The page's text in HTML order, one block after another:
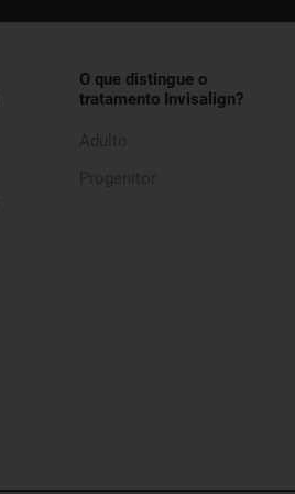
O que distingue o
tratamento Invisalign?